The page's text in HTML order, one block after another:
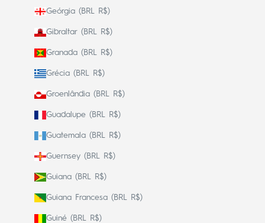
Geórgia (BRL R$)
Gibraltar (BRL R$)
Granada (BRL R$)
Grécia (BRL R$)
Groenlândia (BRL R$)
Guadalupe (BRL R$)
Guatemala (BRL R$)
Guernsey (BRL R$)
Guiana (BRL R$)
Guiana Francesa (BRL R$)
Guiné (BRL R$)